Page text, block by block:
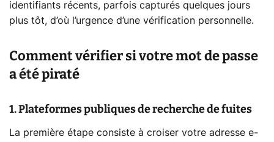
identifiants récents, parfois capturés quelques jours
plus tôt, d’où l’urgence d’une vérification personnelle.
Comment vérifier si votre mot de passe
a été piraté
1. Plateformes publiques de recherche de fuites
La première étape consiste à croiser votre adresse e-